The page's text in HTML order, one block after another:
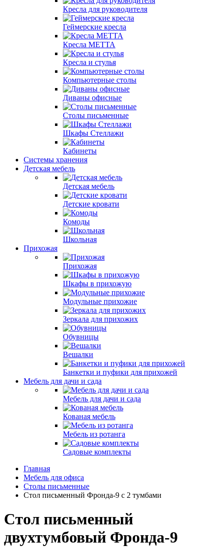
Кресла для руководителя
Геймерские кресла
Кресла МЕТТА
Кресла и стулья
Компьютерные столы
Диваны офисные
Столы письменные
Шкафы Стеллажи
Кабинеты
Системы хранения
Детская мебель
Детская мебель
Детские кровати
Комоды
Школьная
Прихожая
Прихожая
Шкафы в прихожую
Модульные прихожие
Зеркала для прихожих
Обувницы
Вешалки
Банкетки и пуфики для прихожей
Мебель для дачи и сада
Мебель для дачи и сада
Кованая мебель
Мебель из ротанга
Садовые комплекты
Главная
Мебель для офиса
Столы письменные
Стол письменный Фронда-9 с 2 тумбами
Стол письменный
двухтумбовый Фронда-9